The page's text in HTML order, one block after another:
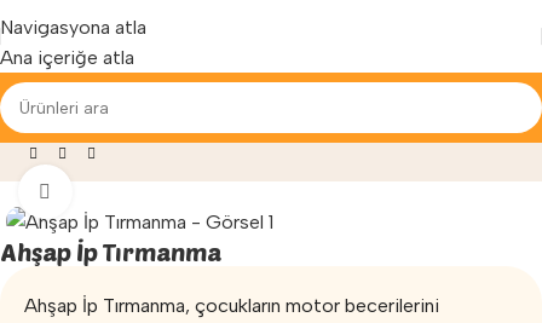
Navigasyona atla
Ana içeriğe atla
Yenilenen arayüzümüz ile hizmetinizdeyiz...
»Oyun Parkları
Ahşap İp Tırmanma
Ahşap İp Tırmanma, çocukların motor becerilerini